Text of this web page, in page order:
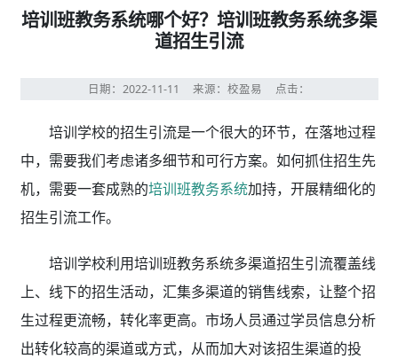
培训班教务系统哪个好？培训班教务系统多渠
道招生引流
日期：2022-11-11 来源：校盈易 点击：
培训学校的招生引流是一个很大的环节，在落地过程
中，需要我们考虑诸多细节和可行方案。如何抓住招生先
机，需要一套成熟的培训班教务系统加持，开展精细化的
招生引流工作。
培训学校利用培训班教务系统多渠道招生引流覆盖线
上、线下的招生活动，汇集多渠道的销售线索，让整个招
生过程更流畅，转化率更高。市场人员通过学员信息分析
出转化较高的渠道或方式，从而加大对该招生渠道的投